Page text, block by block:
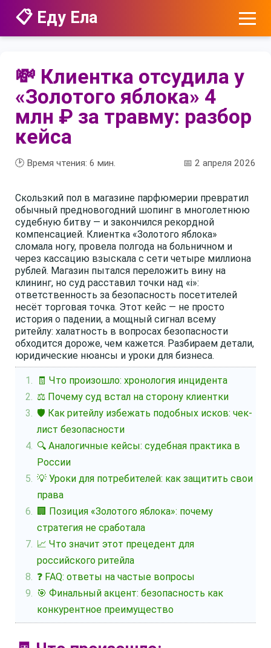
📋 Еду Ела
💸 Клиентка отсудила у
«Золотого яблока» 4
млн ₽ за травму: разбор
кейса
🕑 Время чтения: 6 мин. 📅 2 апреля 2026
Скользкий пол в магазине парфюмерии превратил
обычный предновогодний шопинг в многолетнюю
судебную битву — и закончился рекордной
компенсацией. Клиентка «Золотого яблока»
сломала ногу, провела полгода на больничном и
через кассацию взыскала с сети четыре миллиона
рублей. Магазин пытался переложить вину на
клининг, но суд расставил точки над «i»:
ответственность за безопасность посетителей
несёт торговая точка. Этот кейс — не просто
история о падении, а мощный сигнал всему
ритейлу: халатность в вопросах безопасности
обходится дороже, чем кажется. Разбираем детали,
юридические нюансы и уроки для бизнеса.
🧾 Что произошло: хронология инцидента
⚖️ Почему суд встал на сторону клиентки
🛡️ Как ритейлу избежать подобных исков: чек-
лист безопасности
🔍 Аналогичные кейсы: судебная практика в
России
💡 Уроки для потребителей: как защитить свои
права
🏢 Позиция «Золотого яблока»: почему
стратегия не сработала
📈 Что значит этот прецедент для
российского ритейла
❓ FAQ: ответы на частые вопросы
🎯 Финальный акцент: безопасность как
конкурентное преимущество